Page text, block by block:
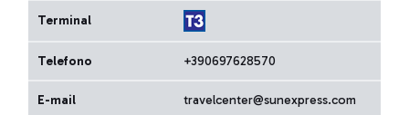
Terminal
Telefono +390697628570
E-mail travelcenter@sunexpress.com